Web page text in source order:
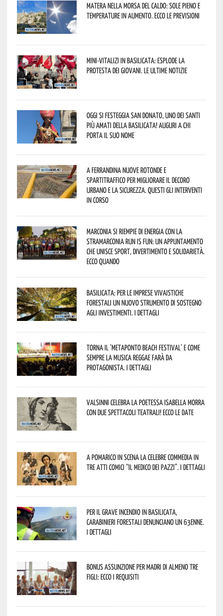
Matera nella morsa del caldo: sole pieno e
temperature in aumento. Ecco le previsioni
Mini-vitalizi in Basilicata: esplode la
protesta dei giovani. Le ultime notizie
Oggi si festeggia San Donato, uno dei Santi
più amati della Basilicata! Auguri a chi
porta il suo nome
A Ferrandina nuove rotonde e
spartitraffico per migliorare il decoro
urbano e la sicurezza. Questi gli interventi
in corso
Marconia si riempie di energia con la
StraMarconia Run is Fun: un appuntamento
che unisce sport, divertimento e solidarietà.
Ecco quando
Basilicata: per le imprese vivaistiche
forestali un nuovo strumento di sostegno
agli investimenti. I dettagli
Torna il ‘Metaponto beach festival’ e come
sempre la musica reggae farà da
protagonista. I dettagli
Valsinni celebra la poetessa Isabella Morra
con due spettacoli teatrali! Ecco le date
A Pomarico in scena la celebre commedia in
tre atti comici “Il medico dei pazzi”. I dettagli
Per il grave incendio in Basilicata,
Carabinieri forestali denunciano un 63enne.
I dettagli
Bonus assunzione per madri di almeno tre
figli: ecco i requisiti